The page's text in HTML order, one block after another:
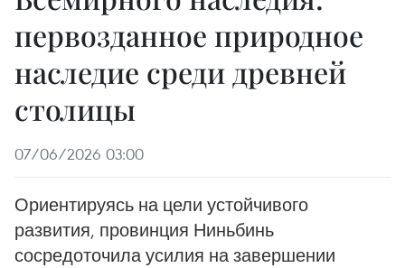
первозданное природное
наследие среди древней
столицы
07/06/2026 03:00
Ориентируясь на цели устойчивого
развития, провинция Ниньбинь
сосредоточила усилия на завершении